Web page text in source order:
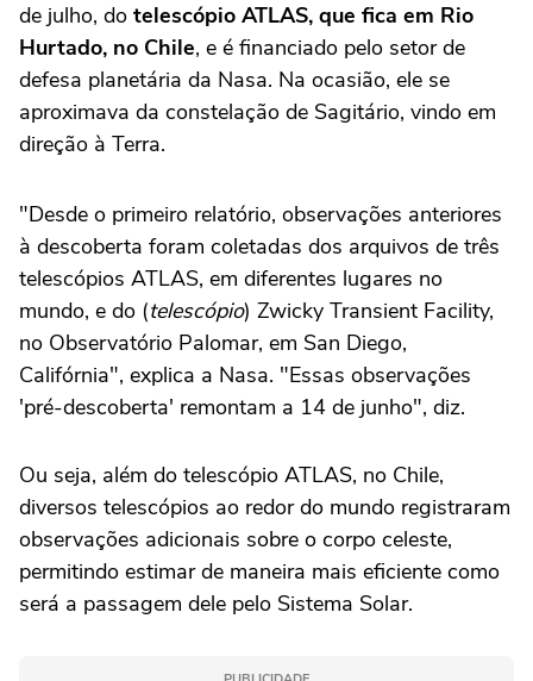
de julho, do telescópio ATLAS, que fica em Rio
Hurtado, no Chile, e é financiado pelo setor de
defesa planetária da Nasa. Na ocasião, ele se
aproximava da constelação de Sagitário, vindo em
direção à Terra.
"Desde o primeiro relatório, observações anteriores
à descoberta foram coletadas dos arquivos de três
telescópios ATLAS, em diferentes lugares no
mundo, e do (telescópio) Zwicky Transient Facility,
no Observatório Palomar, em San Diego,
Califórnia", explica a Nasa. "Essas observações
'pré-descoberta' remontam a 14 de junho", diz.
Ou seja, além do telescópio ATLAS, no Chile,
diversos telescópios ao redor do mundo registraram
observações adicionais sobre o corpo celeste,
permitindo estimar de maneira mais eficiente como
será a passagem dele pelo Sistema Solar.